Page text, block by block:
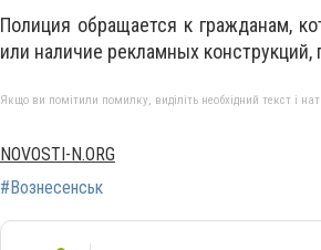
Полиция обращается к гражданам,
или наличие рекламных
Якщо ви помітили помилку, виділіть необхідний текст і
NOVOSTI-N.ORG
#Вознесенськ